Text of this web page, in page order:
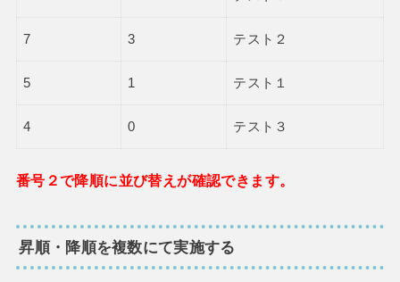
7 3 テスト２
5 1 テスト１
4 0 テスト３
番号２で降順に並び替えが確認できます。
昇順・降順を複数にて実施する